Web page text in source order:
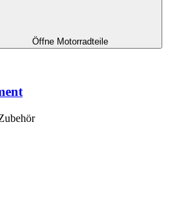
Öffne Motorradteile